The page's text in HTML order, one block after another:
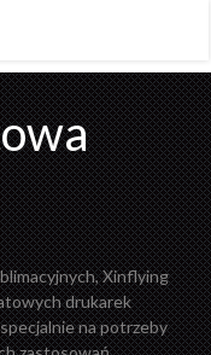
Xinflying
drukarek
na potrzeby